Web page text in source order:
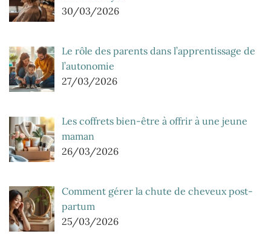
30/03/2026
Le rôle des parents dans l’apprentissage de
l’autonomie
27/03/2026
Les coffrets bien-être à offrir à une jeune
maman
26/03/2026
Comment gérer la chute de cheveux post-
partum
25/03/2026